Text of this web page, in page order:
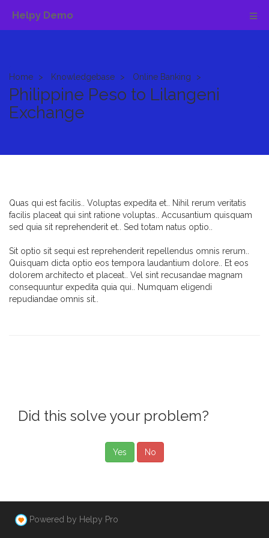
Helpy Demo
Home Knowledgebase Online Banking
Philippine Peso to Lilangeni
Exchange
Quas qui est facilis.. Voluptas expedita et.. Nihil rerum veritatis
facilis placeat qui sint ratione voluptas.. Accusantium quisquam
sed quia sit reprehenderit et.. Sed totam natus optio..
Sit optio sit sequi est reprehenderit repellendus omnis rerum..
Quisquam dicta optio eos tempora laudantium dolore.. Et eos
dolorem architecto et placeat.. Vel sint recusandae magnam
consequuntur expedita quia qui.. Numquam eligendi
repudiandae omnis sit..
Did this solve your problem?
Yes No
Powered by Helpy Pro